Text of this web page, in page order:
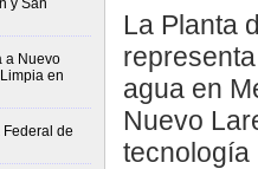
y San
a Nuevo
en
de
La Planta
agua en
Nuevo
tecnología